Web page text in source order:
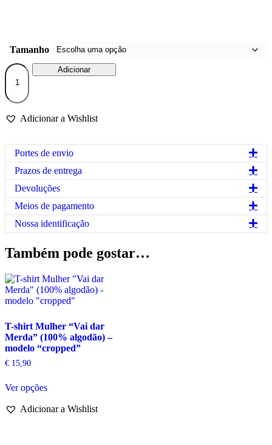
Tamanho
Quantidade
T-
shirt
“vai
merda”
(100%
algodão)
Adicionar
Adicionar a Wishlist
Portes de envio
Prazos de entrega
Devoluções
Meios de pagamento
Nossa identificação
Também pode gostar…
T-shirt Mulher “Vai dar
Merda” (100% algodão) –
modelo “cropped”
€ 15,90
Ver opçõesproduct
multiple
Adicionar a Wishlist